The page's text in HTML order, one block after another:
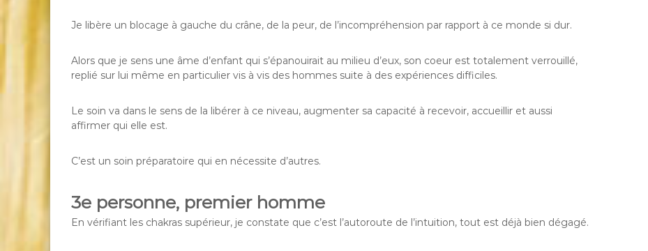
Je libère un blocage à gauche du crâne, de la peur, de l’incompréhension par rapport à ce monde si dur.
Alors que je sens une âme d’enfant qui s’épanouirait au milieu d’eux, son coeur est totalement verrouillé,
replié sur lui même en particulier vis à vis des hommes suite à des expériences difficiles.
Le soin va dans le sens de la libérer à ce niveau, augmenter sa capacité à recevoir, accueillir et aussi
affirmer qui elle est.
C’est un soin préparatoire qui en nécessite d’autres.
3e personne, premier homme
En vérifiant les chakras supérieur, je constate que c’est l’autoroute de l’intuition, tout est déjà bien dégagé.